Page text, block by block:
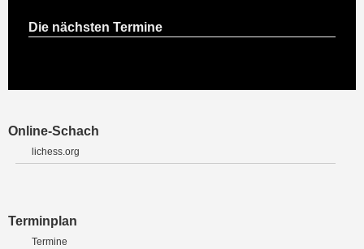
Die nächsten Termine
Online-Schach
lichess.org
Terminplan
Termine